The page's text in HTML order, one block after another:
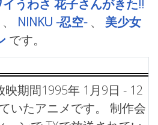
うわさ 花子さんがきた!!
、 NINKU -忍空-、 美少女
です。
映期間1995年 1月9日 - 12
いたアニメです。 制作会